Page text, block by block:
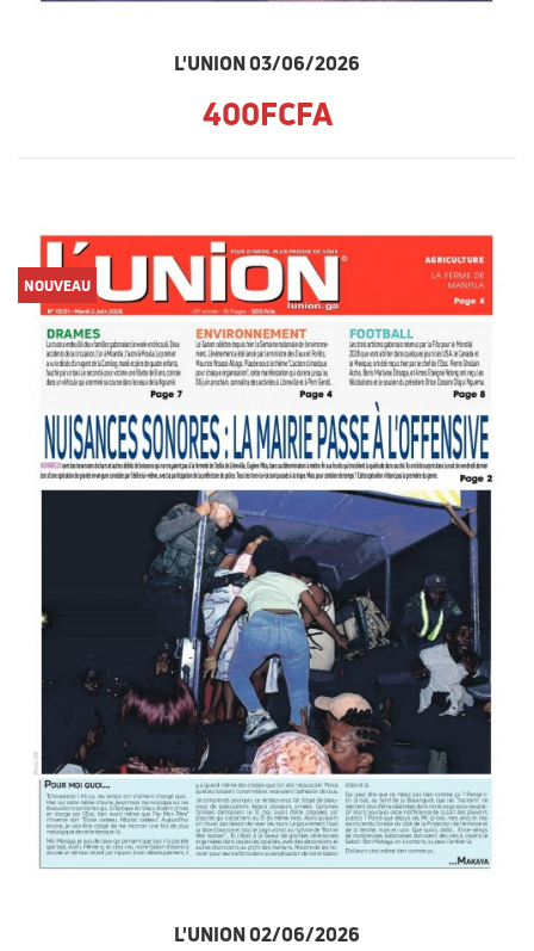
L'UNION 03/06/2026
400FCFA
NOUVEAU
L'UNION 02/06/2026